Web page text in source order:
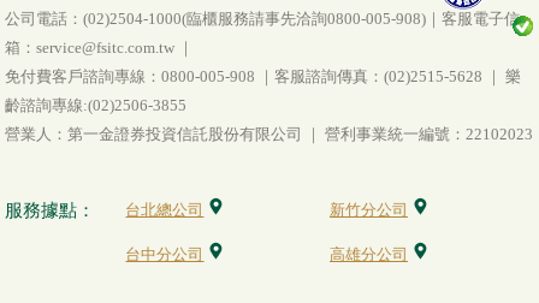
公司電話：(02)2504-1000(臨櫃服務請事先洽詢0800-005-908)｜客服電子信
箱：service@fsitc.com.tw ｜
免付費客戶諮詢專線：0800-005-908 ｜客服諮詢傳真：(02)2515-5628 ｜ 樂
齡諮詢專線:(02)2506-3855
營業人：第一金證券投資信託股份有限公司 ｜ 營利事業統一編號：22102023
服務據點： 台北總公司 新竹分公司
台中分公司 高雄分公司